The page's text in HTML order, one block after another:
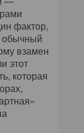
фактор,
обычный
взамен
этот
которая